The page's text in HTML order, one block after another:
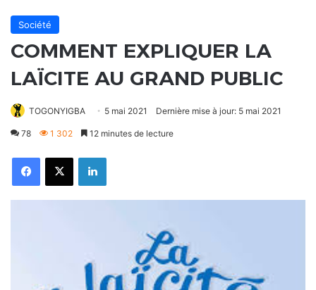
Société
COMMENT EXPLIQUER LA
LAÏCITE AU GRAND PUBLIC
TOGONYIGBA 5 mai 2021 Dernière mise à jour: 5 mai 2021
78 1 302 12 minutes de lecture
FacebookX Linkedin